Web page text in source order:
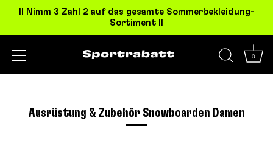
!! Nimm 3 Zahl 2 auf das gesamte Sommerbekleidung-
Sortiment !!
0
Ausrüstung & Zubehör Snowboarden Damen